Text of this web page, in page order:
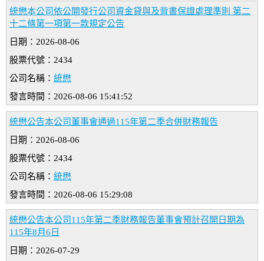
統懋本公司依公開發行公司資金貸與及背書保證處理準則 第二
十二條第一項第一款規定公告
日期：2026-08-06
股票代號：2434
公司名稱： 統懋
發言時間：2026-08-06 15:41:52
統懋公告本公司董事會通過115年第二季合併財務報告
日期：2026-08-06
股票代號：2434
公司名稱： 統懋
發言時間：2026-08-06 15:29:08
統懋公告本公司115年第二季財務報告董事會預計召開日期為
115年8月6日
日期：2026-07-29